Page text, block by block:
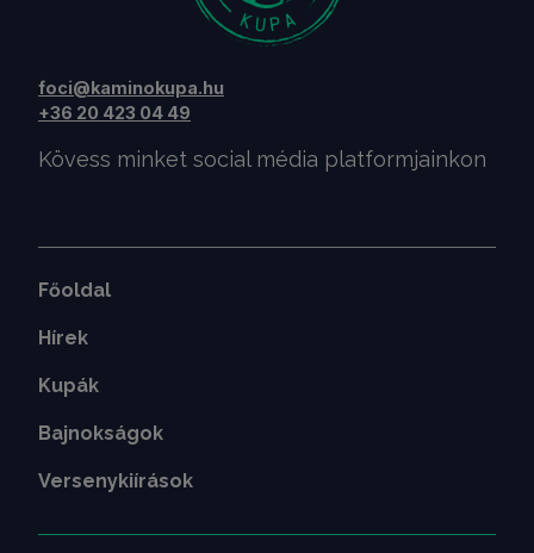
foci@kaminokupa.hu
+36 20 423 04 49
Kövess minket social média platformjainkon
Főoldal
Hírek
Kupák
Bajnokságok
Versenykiírások